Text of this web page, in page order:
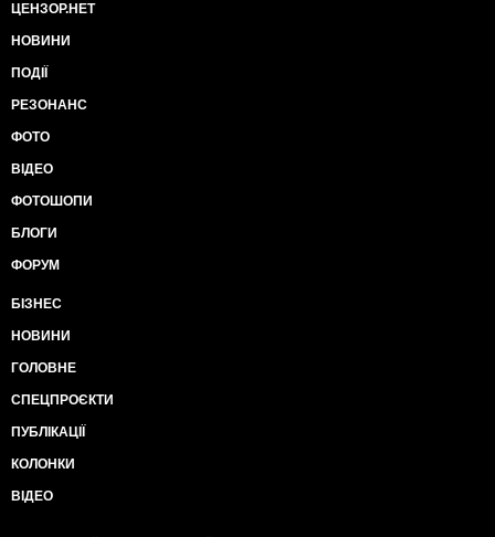
ЦЕНЗОР.НЕТ
НОВИНИ
ПОДІЇ
РЕЗОНАНС
ФОТО
ВІДЕО
ФОТОШОПИ
БЛОГИ
ФОРУМ
БІЗНЕС
НОВИНИ
ГОЛОВНЕ
СПЕЦПРОЄКТИ
ПУБЛІКАЦІЇ
КОЛОНКИ
ВІДЕО